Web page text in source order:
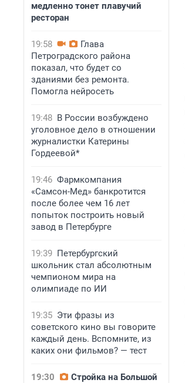
медленно тонет плавучий
ресторан
19:58
Глава
Петроградского района
показал, что будет со
зданиями без ремонта.
Помогла нейросеть
19:48 В России возбуждено
уголовное дело в отношении
журналистки Катерины
Гордеевой*
19:46 Фармкомпания
«Самсон-Мед» банкротится
после более чем 16 лет
попыток построить новый
завод в Петербурге
19:39 Петербургский
школьник стал абсолютным
чемпионом мира на
олимпиаде по ИИ
19:35 Эти фразы из
советского кино вы говорите
каждый день. Вспомните, из
каких они фильмов? — тест
19:30
Стройка на Большой